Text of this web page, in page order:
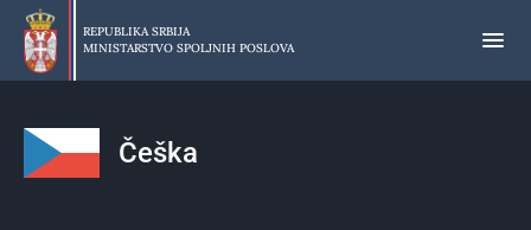
Preskoči
glavni
deo
REPUBLIKA SRBIJA
MINISTARSTVO SPOLJNIH POSLOVA
Češka